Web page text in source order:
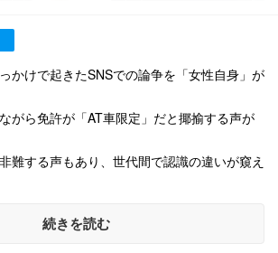
かけで起きたSNSでの論争を「女性自身」が
がら免許が「AT車限定」だと揶揄する声が
難する声もあり、世代間で認識の違いが窺え
続きを読む